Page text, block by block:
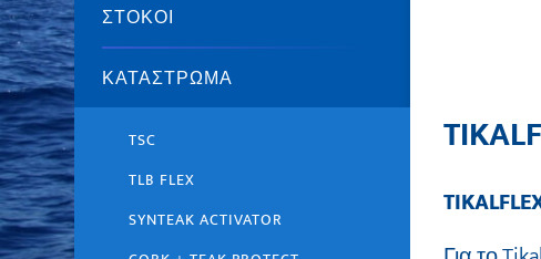
ΣΤΌΚΟΙ
ΚΑΤΆΣΤΡΩΜΑ
TSC
TLB FLEX
SYNTEAK ACTIVATOR